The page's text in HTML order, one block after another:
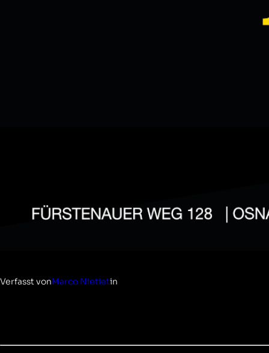
Verfasst vonMarco Nietietin